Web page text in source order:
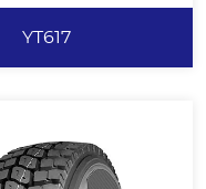
YT617